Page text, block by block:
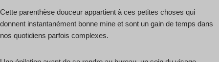
Cette parenthèse douceur appartient à ces petites choses qui
donnent instantanément bonne mine et sont un gain de temps dans
nos quotidiens parfois complexes.